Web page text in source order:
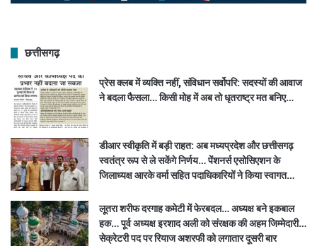
छत्तीसगढ़
प्रेस क्लब में व्यक्ति नहीं, संविधान सर्वोपरि: सदस्यों की आवाज
ने बदला फैसला… किसी मोह में अब तो धृतराष्ट्र मत बनिए…
डीआर स्वीकृति में बड़ी राहत: अब मध्यप्रदेश और छत्तीसगढ़
स्वतंत्र रूप से ले सकेंगे निर्णय… पेंशनर्स एसोसिएशन के
जिलाध्यक्ष आरके वर्मा सहित पदाधिकारियों ने किया स्वागत…
लूतरा शरीफ दरगाह कमेटी में फेरबदल… अध्यक्ष बने इकबाल
हक… पूर्व अध्यक्ष इरशाद अली को संरक्षक की अहम जिम्मेदारी…
सेक्रेटरी पद पर रियाज अशरफी को लगातार दूसरी बार